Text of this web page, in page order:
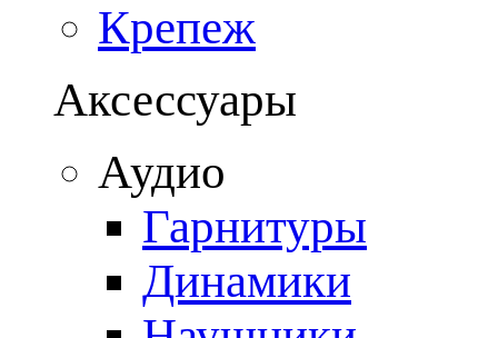
Крепеж
Аксессуары
Аудио
Гарнитуры
Динамики